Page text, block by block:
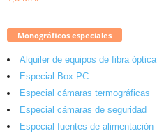
Monográficos especiales
Alquiler de equipos de fibra óptica
Especial Box PC
Especial cámaras termográficas
Especial cámaras de seguridad
Especial fuentes de alimentación